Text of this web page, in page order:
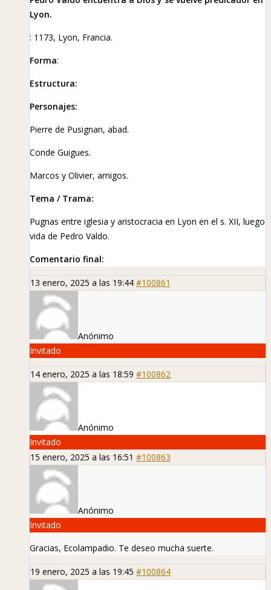
Lyon.
: 1173, Lyon, Francia.
Forma:
Estructura:
Personajes:
Pierre de Pusignan, abad.
Conde Guigues.
Marcos y Olivier, amigos.
Tema / Trama:
Pugnas entre iglesia y aristocracia en Lyon en el s. XII, luego
vida de Pedro Valdo.
Comentario final:
13 enero, 2025 a las 19:44 #100861
Anónimo
Invitado
14 enero, 2025 a las 18:59 #100862
Anónimo
Invitado
15 enero, 2025 a las 16:51 #100863
Anónimo
Invitado
Gracias, Ecolampadio. Te deseo mucha suerte.
19 enero, 2025 a las 19:45 #100864